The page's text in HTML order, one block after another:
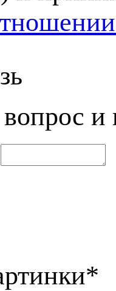
вопрос
*